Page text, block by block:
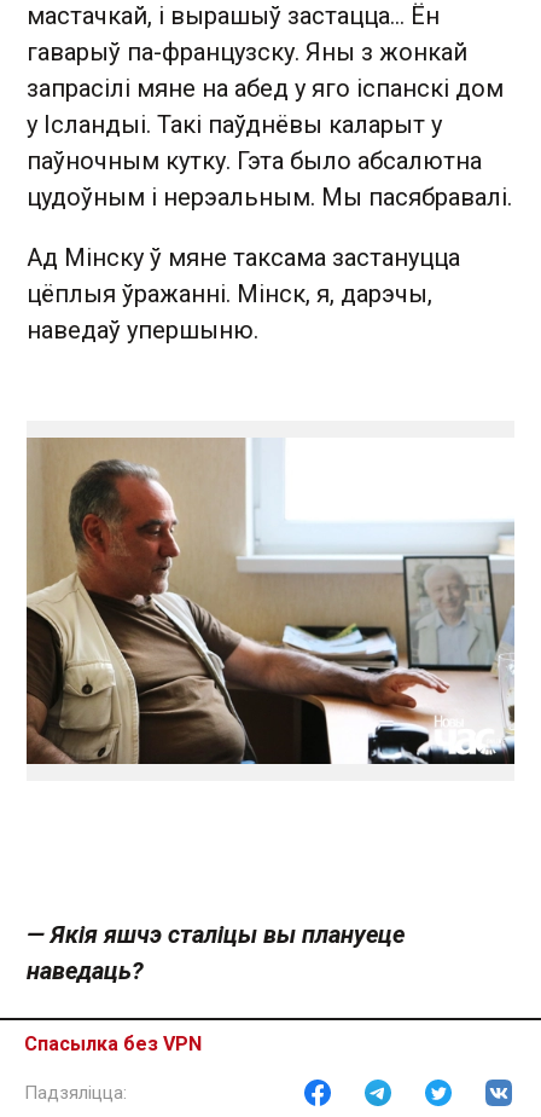
мастачкай, і вырашыў застацца… Ён
гаварыў па-французску. Яны з жонкай
запрасілі мяне на абед у яго іспанскі дом
у Ісландыі. Такі паўднёвы каларыт у
паўночным кутку. Гэта было абсалютна
цудоўным і нерэальным. Мы пасябравалі.
Ад Мінску ў мяне таксама застануцца
цёплыя ўражанні. Мінск, я, дарэчы,
наведаў упершыню.
— Якія яшчэ сталіцы вы плануеце
наведаць?
— Я збіраўся яшчэ у Ерэван і Баку. У Баку
сябе ўсе выдаткі на маю паездку. Мы
Спасылка без VPN